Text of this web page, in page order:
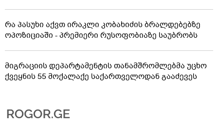
რა პასუხი აქვთ ირაკლი კობახიძის ბრალდებებზე
ოპოზიციაში - პრემიერი რუსოფობიაზე საუბრობს
მიგრაციის დეპარტამენტის თანამშრომლებმა უცხო
ქვეყნის 55 მოქალაქე საქართველოდან გააძევეს